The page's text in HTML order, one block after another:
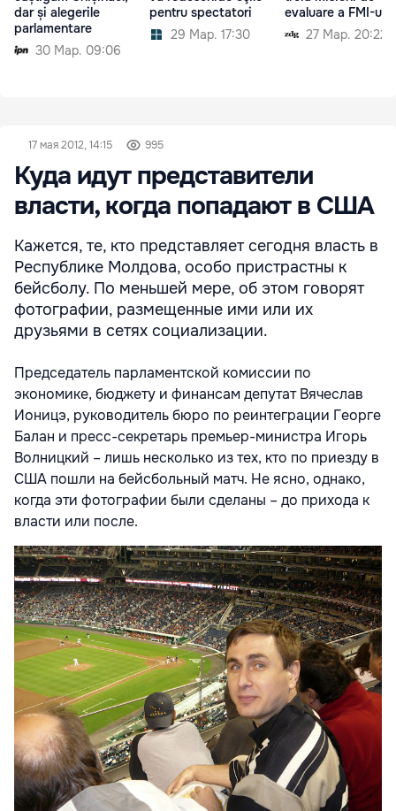
dar și alegerile
parlamentare
30 Мар. 09:06
pentru spectatori
29 Мар. 17:30
evaluare a FMI-ului
27 Мар. 20:22
17 мая 2012, 14:15 995
Куда идут представители
власти, когда попадают в США
Кажется, те, кто представляет сегодня власть в
Республике Молдова, особо пристрастны к
бейсболу. По меньшей мере, об этом говорят
фотографии, размещенные ими или их
друзьями в сетях социализации.
Председатель парламентской комиссии по
экономике, бюджету и финансам депутат Вячеслав
Ионицэ, руководитель бюро по реинтеграции Георге
Балан и пресс-секретарь премьер-министра Игорь
Волницкий – лишь несколько из тех, кто по приезду в
США пошли на бейсбольный матч. Не ясно, однако,
когда эти фотографии были сделаны – до прихода к
власти или после.